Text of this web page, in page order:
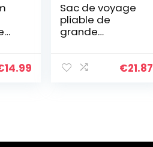
14.99
Sac de voyage
pliable de
grande
pliable, pour
Noir , L
€21.87